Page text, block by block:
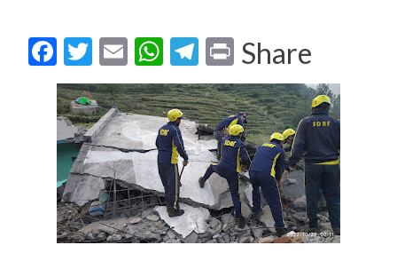
Facebook
Twitter
EmailWhatsApp
Telegram
Print
Share